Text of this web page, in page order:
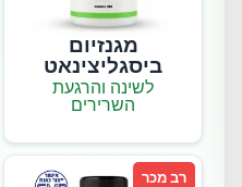
מגנזיום
ביסגליצינאט
לשינה והרגעת
השרירים
רב מכר